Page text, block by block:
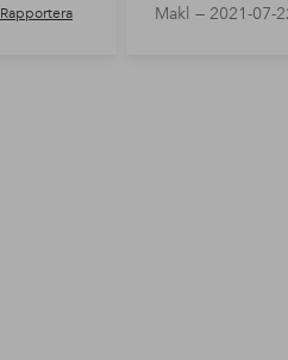
Rapportera
beskrivningen.
Makl — 2021-07-